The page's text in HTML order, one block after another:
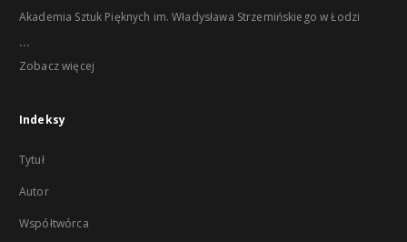
Akademia Sztuk Pięknych im. Władysława Strzemińskiego w Łodzi
...
Zobacz więcej
Indeksy
Tytuł
Autor
Współtwórca